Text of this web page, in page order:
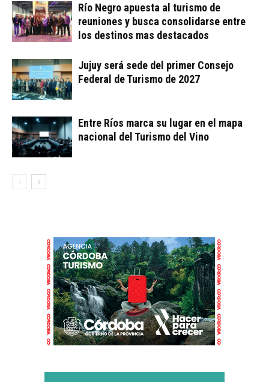
Río Negro apuesta al turismo de
reuniones y busca consolidarse entre
los destinos mas destacados
Jujuy será sede del primer Consejo
Federal de Turismo de 2027
Entre Ríos marca su lugar en el mapa
nacional del Turismo del Vino